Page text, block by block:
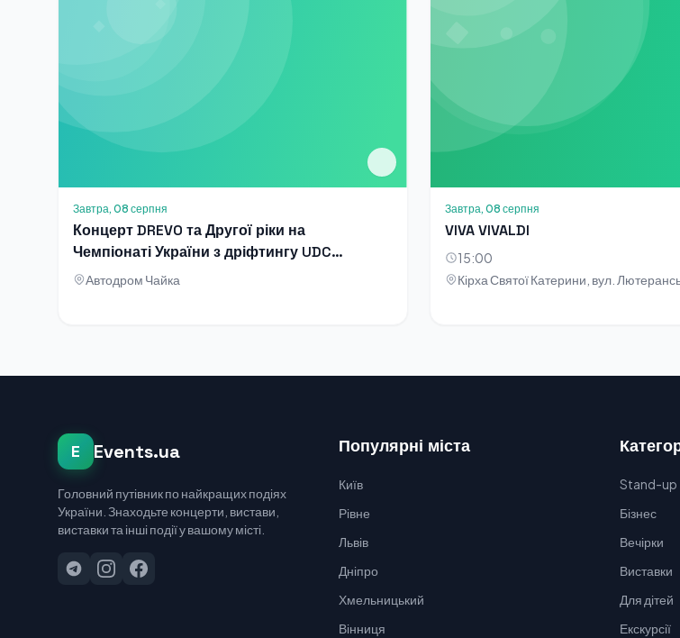
Завтра, 08 серпня
Концерт DREVO та Другої ріки на
Чемпіонаті України з дріфтингу UDC
2026
Автодром Чайка
Завтра, 08 серпня
VIVA VIVALDI
15:00
Кірха Святої Катерини, вул.
E Events.ua
Головний путівник по найкращих подіях
України. Знаходьте концерти, вистави,
виставки та інші події у вашому місті.
Популярні міста
Київ
Рівне
Львів
Дніпро
Хмельницький
Вінниця
Stand-up
Бізнес
Вечірки
Виставки
Для дітей
Екскурсії